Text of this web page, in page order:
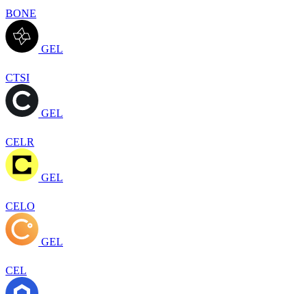
BONE
GEL
CTSI
GEL
CELR
GEL
CELO
GEL
CEL